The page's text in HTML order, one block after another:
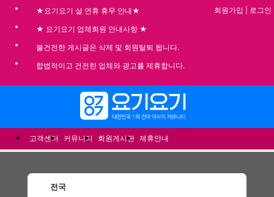
★요기요기 설 연휴 휴무 안내★
★ 요기요기 업체회원 안내사항 ★
불건전한 게시글은 삭제 및 회원탈퇴 됩니다.
합법적이고 건전한 업체와 광고를 제휴합니다.
회원가입 로그인
고객센터 커뮤니티 회원게시판 제휴안내
전국